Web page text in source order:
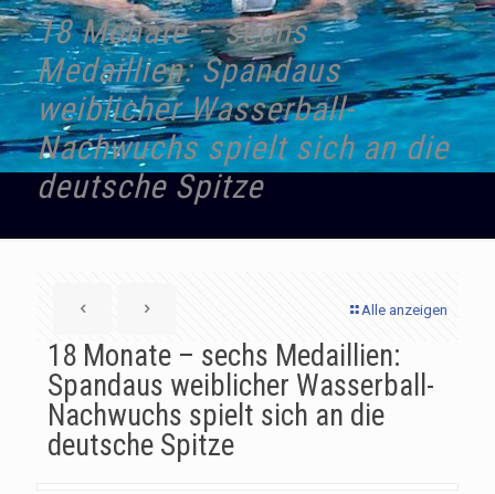
18 Monate – sechs
Medaillien: Spandaus
weiblicher Wasserball-
Nachwuchs spielt sich an die
deutsche Spitze
Alle anzeigen
18 Monate – sechs Medaillien:
Spandaus weiblicher Wasserball-
Nachwuchs spielt sich an die
deutsche Spitze